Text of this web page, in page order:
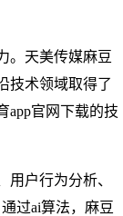
。天美传媒麻豆
技术领域取得了
app官网下载的技
用户行为分析、
过ai算法，麻豆